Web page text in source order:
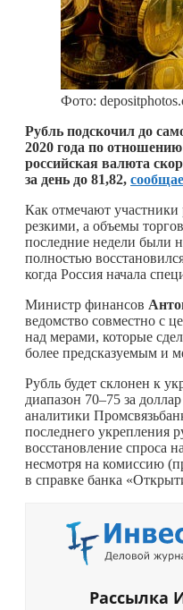
Фото:
Рубль подскочил до
2020 года по
российская валюта
за день до 81,82,
Как отмечают
резкими, а объемы
последние недели были
полностью
когда Россия начала
Министр финансов
ведомство совместно с
над мерами, которые
более предсказуемым и
Рубль будет склонен к
диапазон 70–75 за
аналитики
последнего укрепления
восстановление спроса
несмотря на комиссию
в справке банка
Рассылка